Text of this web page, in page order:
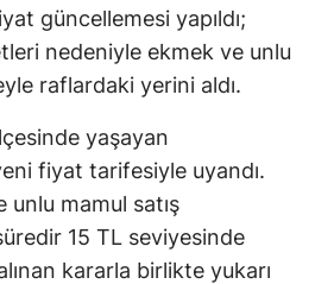
güncellemesi yapıldı;
nedeniyle ekmek ve unlu
raflardaki yerini aldı.
yaşayan
fiyat tarifesiyle uyandı.
unlu mamul satış
15 TL seviyesinde
kararla birlikte yukarı